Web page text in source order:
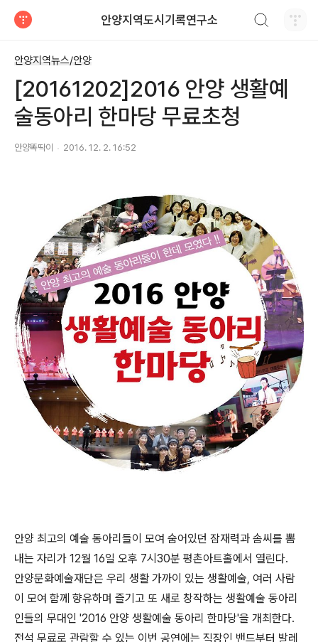
안양지역도시기록연구소
안양지역뉴스/안양
[20161202]2016 안양 생활예
술동아리 한마당 무료초청
안양똑딱이 2016. 12. 2. 16:52
안양 최고의 예술 동아리들이 모여 숨어있던 잠재력과 솜씨를 뽐
내는 자리가 12월 16일 오후 7시30분 평촌아트홀에서 열린다.
안양문화예술재단은 우리 생활 가까이 있는 생활예술, 여러 사람
이 모여 함께 향유하며 즐기고 또 새로 창작하는 생활예술 동아리
인들의 무대인 '2016 안양 생활예술 동아리 한마당'을 개최한다.
전석 무료로 관람할 수 있는 이번 공연에는 직장인 밴드부터 발레